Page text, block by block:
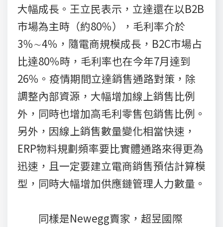
大幅成長。王立民表示，立達還在以B2B
市場為主時（約80％），毛利率介於
3％∼4％，隨電商規模成長，B2C市場占
比達80％時，毛利率也在今年7月達到
26％。疫情期間立達銷售通路對策，除
調整內部資源，大幅增加線上銷售比例
外，同時也增加高毛利零售包銷售比例。
另外，因線上銷售數量變化相當快速，
ERP物料規劃頻率要比實體通路來得更為
迅速，且一定要建立電商銷售預估計算模
型，同時大幅增加供應鏈管理人力數量。
同樣是Newegg賣家，超昱國際